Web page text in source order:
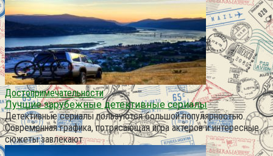
Достопримечательности
Лучшие зарубежные детективные сериалы
Детективные сериалы пользуются большой популярностью.
Современная графика, потрясающая игра актеров и интересные
сюжеты завлекают